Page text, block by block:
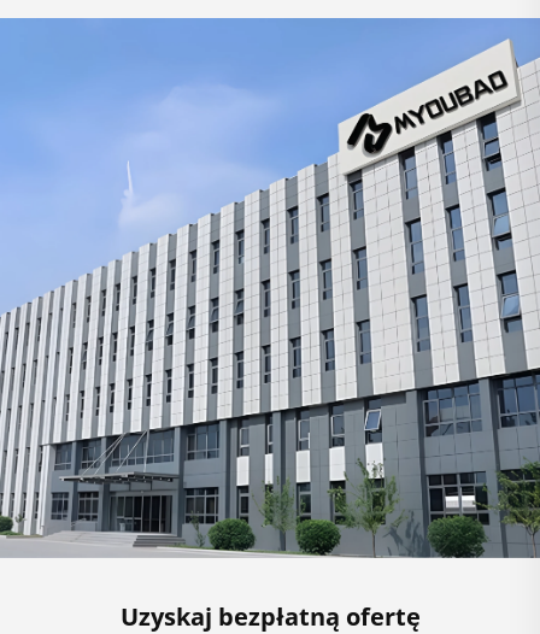
Uzyskaj bezpłatną ofertę